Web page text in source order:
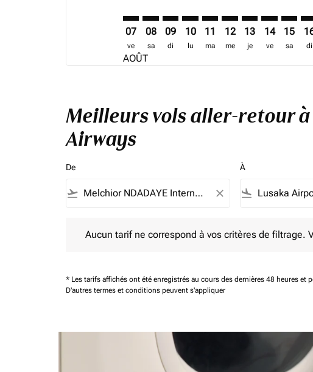
07
ve
AOÛT
08
sa
09
di
10
lu
11
ma
12
me
13
je
14
ve
15
sa di
Meilleurs vols aller-retour
Airways
De
flight_takeoff close
À
flight_land
Aucun tarif ne correspond à vos critères de filtrage.
* Les tarifs affichés ont été enregistrés au cours des dernières 48 heures et
D'autres termes et conditions peuvent s'appliquer